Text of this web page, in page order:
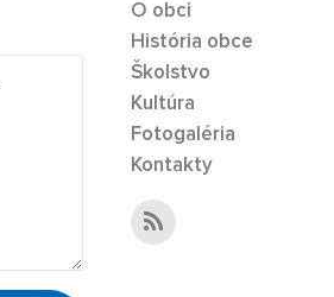
O obci
História obce
Školstvo
Kultúra
Fotogaléria
Kontakty